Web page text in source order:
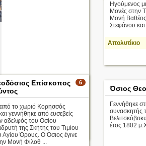
περισσότερα >
Ηγούμενος
Μονές στην
Μονή
Στεφάνου
Απολυτίκιο
6
Επίσκοπος
το χωριό Κορησσός
γεννήθηκε από ευσεβείς
αδελφός του Οσίου
της Σκήτης του Τιμίου
Όρους. Ο Όσιος έγινε
Μονή Φιλοθ ...
Όσιος
Γεννήθηκε
συνασκητής
έτος 1802